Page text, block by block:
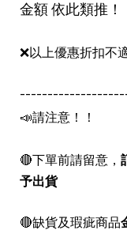
金額 依此類推！
❌以上優惠折扣不
📣請注意！！
🔴下單前請留意，
予出貨
🔴缺貨及瑕疵商品